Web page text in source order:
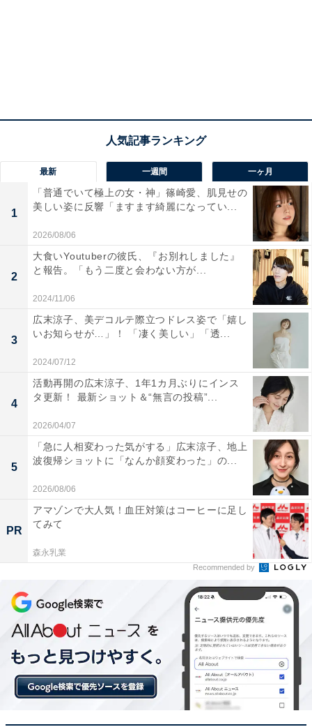
最新 一週間 一ヶ月
1
「普通でいて極上の女・神」篠崎愛、肌見せの
美しい姿に反響「ますます綺麗になってい...
2026/08/06
2
大食いYoutuberの彼氏、『お別れしました』
と報告。「もう二度と会わない方が...
2024/11/06
3
広末涼子、美デコルテ際立つドレス姿で「嬉し
いお知らせが…」！ 「凄く美しい」「透...
2024/07/12
4
活動再開の広末涼子、1年1カ月ぶりにインス
タ更新！ 最新ショット＆“無言の投稿”...
2026/04/07
5
「急に人相変わった気がする」広末涼子、地上
波復帰ショットに「なんか顔変わった」の...
2026/08/06
PR
アマゾンで大人気！血圧対策はコーヒーに足し
てみて
森永乳業
Recommended by